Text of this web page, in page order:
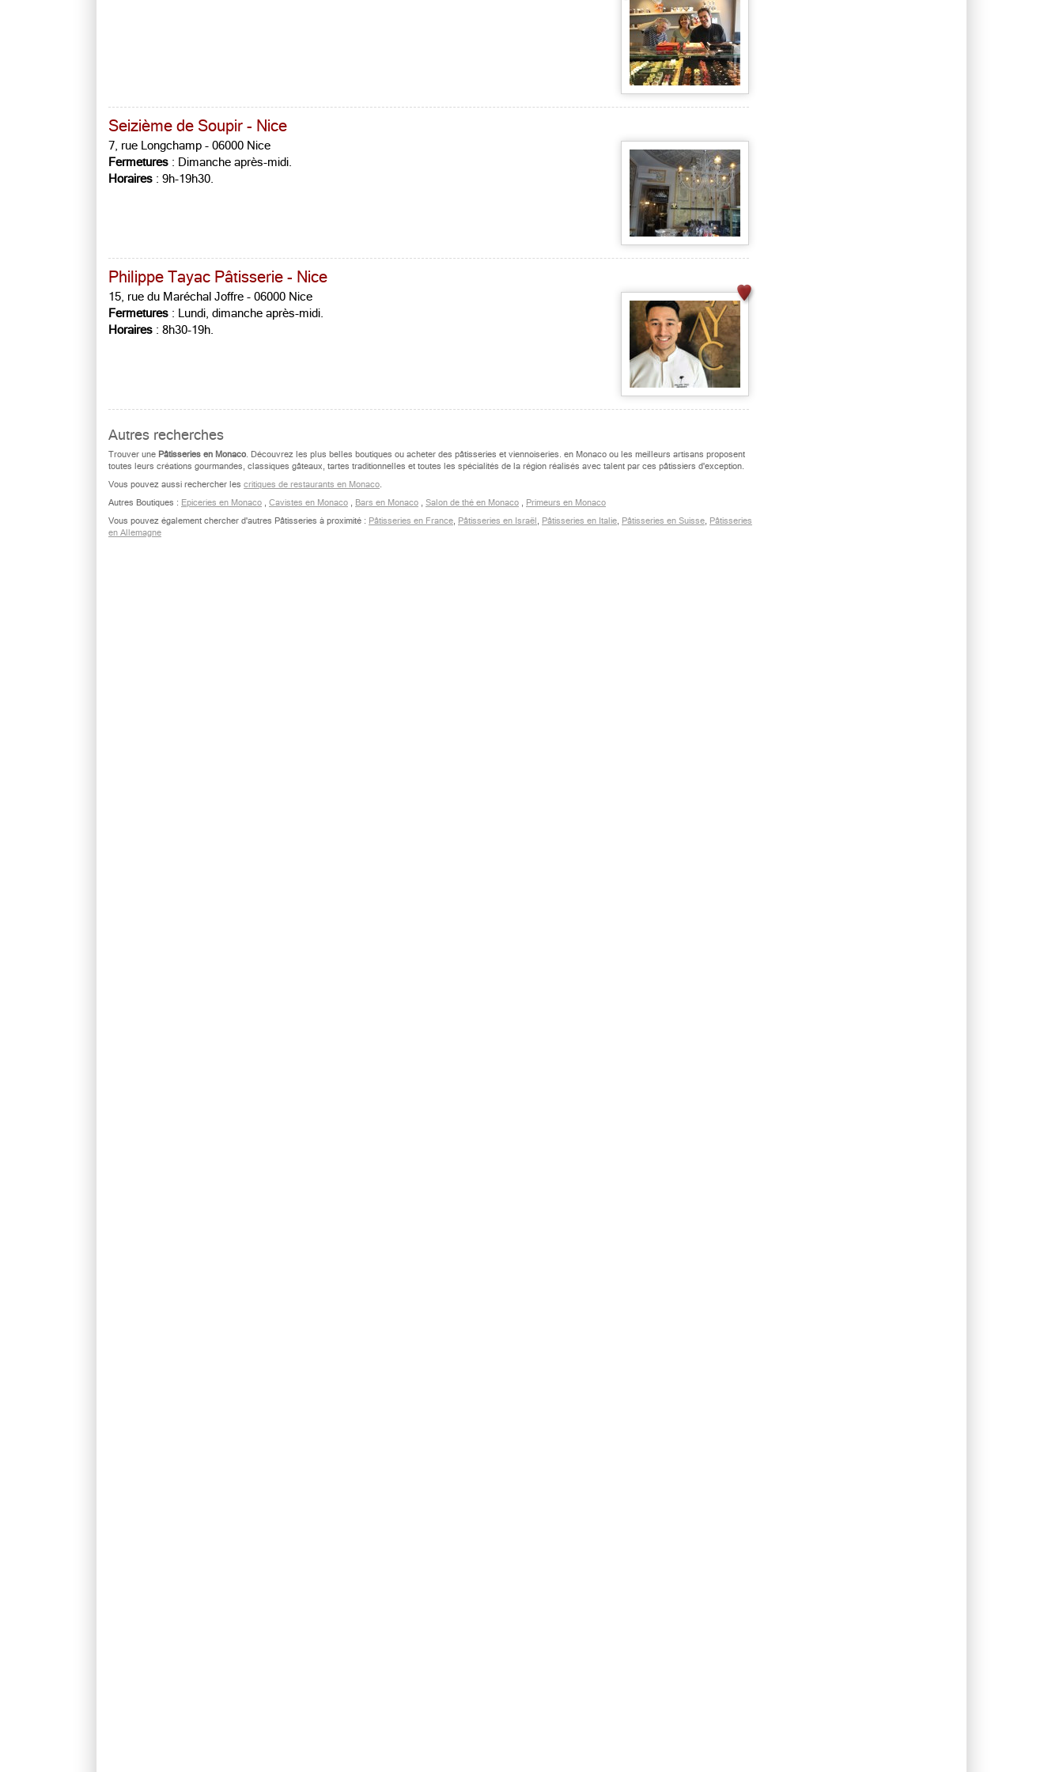
Seizième de Soupir - Nice
7, rue Longchamp - 06000 Nice
Fermetures : Dimanche après-midi.
Horaires : 9h-19h30.
Philippe Tayac Pâtisserie - Nice
15, rue du Maréchal Joffre - 06000 Nice
Fermetures : Lundi, dimanche après-midi.
Horaires : 8h30-19h.
Autres recherches
Trouver une Pâtisseries en Monaco. Découvrez les plus belles boutiques ou acheter des pâtisseries et viennoiseries. en Monaco ou les meilleurs artisans proposent
toutes leurs créations gourmandes, classiques gâteaux, tartes traditionnelles et toutes les spécialités de la région réalisés avec talent par ces pâtissiers d'exception.
Vous pouvez aussi rechercher les critiques de restaurants en Monaco.
Autres Boutiques : Epiceries en Monaco , Cavistes en Monaco , Bars en Monaco , Salon de thé en Monaco , Primeurs en Monaco
Vous pouvez également chercher d'autres Pâtisseries à proximité : Pâtisseries en France, Pâtisseries en Israël, Pâtisseries en Italie, Pâtisseries en Suisse, Pâtisseries
en Allemagne